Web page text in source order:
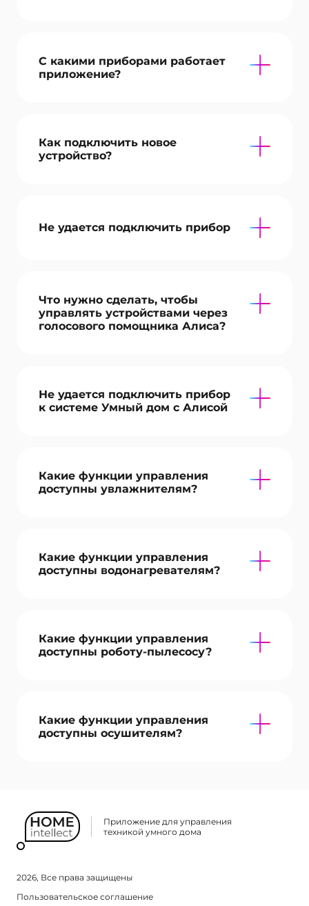
С какими приборами работает
приложение?
Как подключить новое
устройство?
Не удается подключить прибор
Что нужно сделать, чтобы
управлять устройствами через
голосового помощника Алиса?
Не удается подключить прибор
к системе Умный дом с Алисой
Какие функции управления
доступны увлажнителям?
Какие функции управления
доступны водонагревателям?
Какие функции управления
доступны роботу-пылесосу?
Какие функции управления
доступны осушителям?
2026, Все права защищены
Пользовательское соглашение
Приложение для управления
техникой умного дома